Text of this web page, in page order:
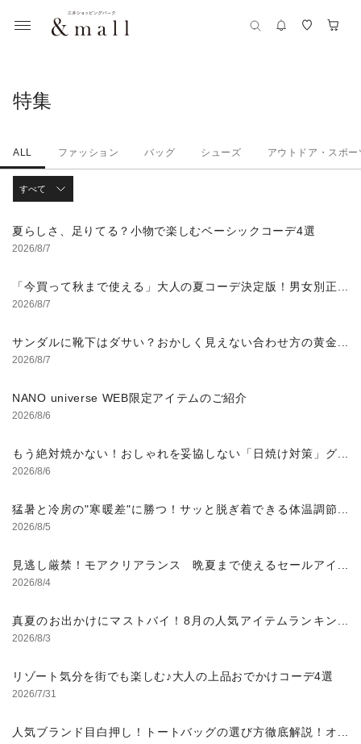
特集
ALL ファッション バッグ シューズ アウトドア・スポー
すべて
夏らしさ、足りてる？小物で楽しむベーシックコーデ4選
2026/8/7
「今買って秋まで使える」大人の夏コーデ決定版！男女別正
解スタイルとNGな着こなし
2026/8/7
サンダルに靴下はダサい？おかしく見えない合わせ方の黄金
法則と男女別おすすめコーデ
2026/8/7
NANO universe WEB限定アイテムのご紹介
2026/8/6
もう絶対焼かない！おしゃれを妥協しない「日焼け対策」グ
ッズ
2026/8/6
猛暑と冷房の"寒暖差"に勝つ！サッと脱ぎ着できる体温調節
コーデ
2026/8/5
見逃し厳禁！モアクリアランス 晩夏まで使えるセールアイ
テム
2026/8/4
真夏のお出かけにマストバイ！8月の人気アイテムランキン
グ
2026/8/3
リゾート気分を街でも楽しむ♪大人の上品おでかけコーデ4選
2026/7/31
人気ブランド目白押し！トートバッグの選び方徹底解説！オ